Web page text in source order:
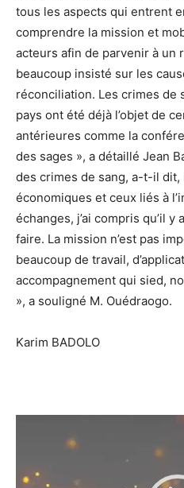
tous les aspects qui entrent
comprendre la mission et
acteurs afin de parvenir à un
beaucoup insisté sur les
réconciliation. Les crimes de
pays ont été déjà l’objet de
antérieures comme la
des sages », a détaillé Jean
des crimes de sang, a-t-il dit,
économiques et ceux liés à
échanges, j’ai compris qu’il
faire. La mission n’est pas
beaucoup de travail,
accompagnement qui sied,
», a souligné M. Ouédraogo.
Karim BADOLO